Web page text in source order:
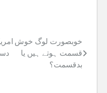
خوبصورت لوگ خوش
قسمت ہوتے ہیں یا
بدقسمت؟